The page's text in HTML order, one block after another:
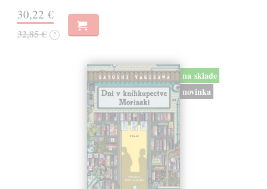
30,22 €
32,85 € ?
na sklade
novinka